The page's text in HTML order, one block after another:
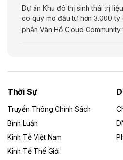
Dự án Khu đô thị sinh thái trị
có quy mô đầu tư hơn 3.000
phần Vân Hồ Cloud Community
Dự án Nhà máy xử lý rác và
Công ty TNHH Năng lượng môi
Theo vietnamfinance.vn
Đức Long Gia Lai mở rộng
Thời Sự
Truyền Thông Chính Sách
Bình Luận
Kinh Tế Việt Nam
Kinh Tế Thế Giới